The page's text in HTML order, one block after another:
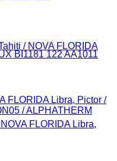
FLORIDA Libra, Pictor /
/ ALPHATHERM